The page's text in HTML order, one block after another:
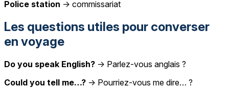
Police station → commissariat
Les questions utiles pour converser
en voyage
Do you speak English? → Parlez-vous anglais ?
Could you tell me…? → Pourriez-vous me dire… ?